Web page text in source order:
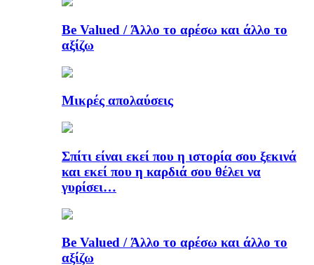
Be Valued / Άλλο το αρέσω και άλλο το
αξίζω
Μικρές απολαύσεις
Σπίτι είναι εκεί που η ιστορία σου ξεκινά
και εκεί που η καρδιά σου θέλει να
γυρίσει…
Be Valued / Άλλο το αρέσω και άλλο το
αξίζω